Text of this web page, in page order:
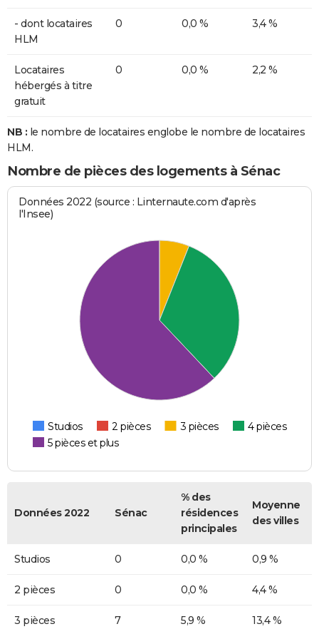
- dont locataires
HLM
0 0,0 % 3,4 %
Locataires
hébergés à titre
gratuit
0 0,0 % 2,2 %
NB : le nombre de locataires englobe le nombre de locataires
HLM.
Nombre de pièces des logements à Sénac
Données 2022 (source : Linternaute.com d'après
l'Insee)
Studios 2 pièces 3 pièces
4 pièces
5 pièces et plus
Données 2022 Sénac
% des
résidences
principales
Moyenne
des villes
Studios 0 0,0 % 0,9 %
2 pièces 0 0,0 % 4,4 %
3 pièces 7 5,9 % 13,4 %